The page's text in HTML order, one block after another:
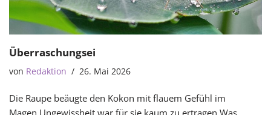
Überraschungsei
von Redaktion 26. Mai 2026
Die Raupe beäugte den Kokon mit flauem Gefühl im
Magen.Ungewissheit war für sie kaum zu ertragen.Was